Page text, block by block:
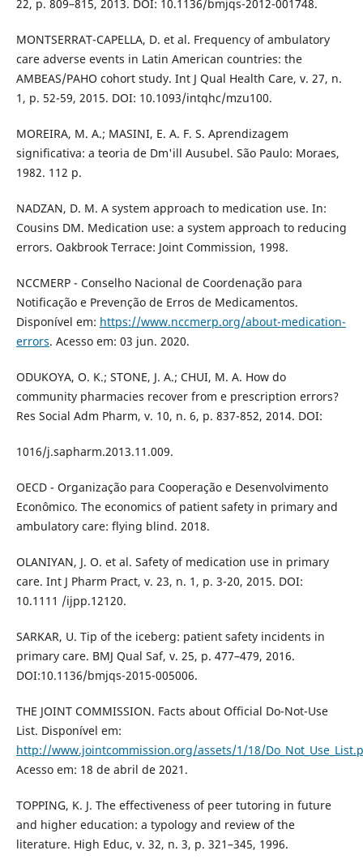
22, p. 809–815, 2013. DOI: 10.1136/bmjqs-2012-001748.
MONTSERRAT-CAPELLA, D. et al. Frequency of ambulatory
care adverse events in Latin American countries: the
AMBEAS/PAHO cohort study. Int J Qual Health Care, v. 27, n.
1, p. 52-59, 2015. DOI: 10.1093/intqhc/mzu100.
MOREIRA, M. A.; MASINI, E. A. F. S. Aprendizagem
significativa: a teoria de Dm'ill Ausubel. São Paulo: Moraes,
1982. 112 p.
NADZAN, D. M. A system approach to medication use. In:
Cousins DM. Medication use: a system approach to reducing
errors. Oakbrook Terrace: Joint Commission, 1998.
NCCMERP - Conselho Nacional de Coordenação para
Notificação e Prevenção de Erros de Medicamentos.
Disponível em: https://www.nccmerp.org/about-medication-
errors. Acesso em: 03 jun. 2020.
ODUKOYA, O. K.; STONE, J. A.; CHUI, M. A. How do
community pharmacies recover from e prescription errors?
Res Social Adm Pharm, v. 10, n. 6, p. 837-852, 2014. DOI:
1016/j.sapharm.2013.11.009.
OECD - Organização para Cooperação e Desenvolvimento
Econômico. The economics of patient safety in primary and
ambulatory care: flying blind. 2018.
OLANIYAN, J. O. et al. Safety of medication use in primary
care. Int J Pharm Pract, v. 23, n. 1, p. 3-20, 2015. DOI:
10.1111 /ijpp.12120.
SARKAR, U. Tip of the iceberg: patient safety incidents in
primary care. BMJ Qual Saf, v. 25, p. 477–479, 2016.
DOI:10.1136/bmjqs-2015-005006.
THE JOINT COMMISSION. Facts about Official Do-Not-Use
List. Disponível em:
http://www.jointcommission.org/assets/1/18/
Acesso em: 18 de abril de 2021.
TOPPING, K. J. The effectiveness of peer tutoring in future
and higher education: a typology and review of the
literature. High Educ, v. 32, n. 3, p. 321–345, 1996.